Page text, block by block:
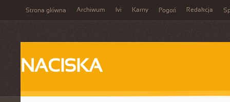
Strona główna Archiwum Ivi Karny Pogoń Redakcja
NACISKA